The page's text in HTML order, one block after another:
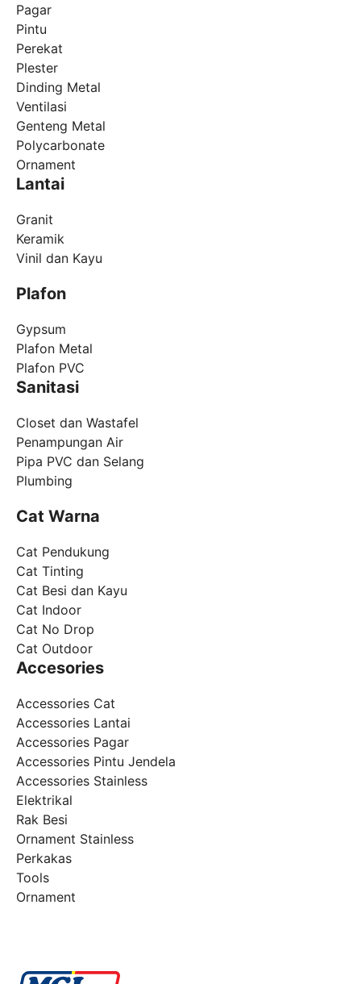
Pagar
Pintu
Perekat
Plester
Dinding Metal
Ventilasi
Genteng Metal
Polycarbonate
Ornament
Lantai
Granit
Keramik
Vinil dan Kayu
Plafon
Gypsum
Plafon Metal
Plafon PVC
Sanitasi
Closet dan Wastafel
Penampungan Air
Pipa PVC dan Selang
Plumbing
Cat Warna
Cat Pendukung
Cat Tinting
Cat Besi dan Kayu
Cat Indoor
Cat No Drop
Cat Outdoor
Accesories
Accessories Cat
Accessories Lantai
Accessories Pagar
Accessories Pintu Jendela
Accessories Stainless
Elektrikal
Rak Besi
Ornament Stainless
Perkakas
Tools
Ornament